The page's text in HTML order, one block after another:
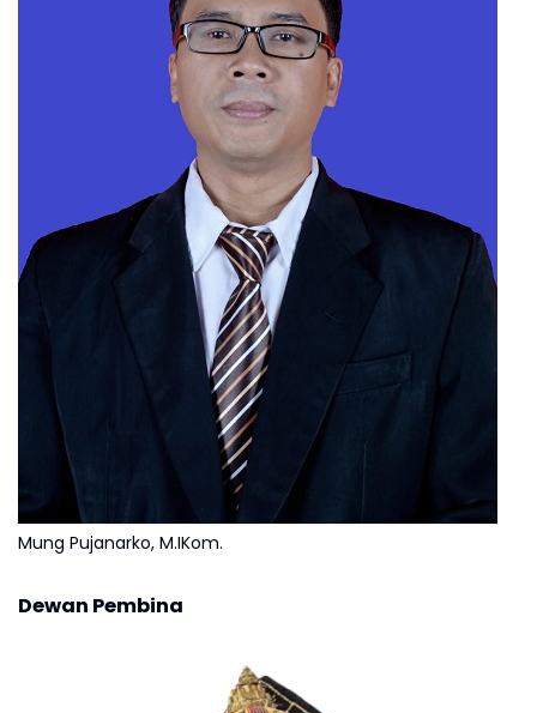
Mung Pujanarko, M.IKom.
Dewan Pembina